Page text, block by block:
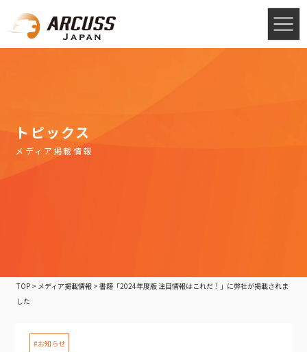
トピックス
メディア掲載情報
TOP > メディア掲載情報 >書籍「2024年度版 注目情報はこれだ！」に弊社が掲載されま
した
#お知らせ